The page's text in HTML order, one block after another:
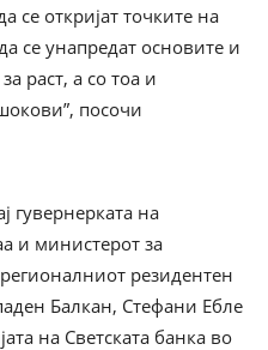
се откријат точките на
се унапредат основите и
раст, а со тоа и
посочи
гувернерката на
и министерот за
резидентен
Балкан, Стефани Ебле
на Светската банка во